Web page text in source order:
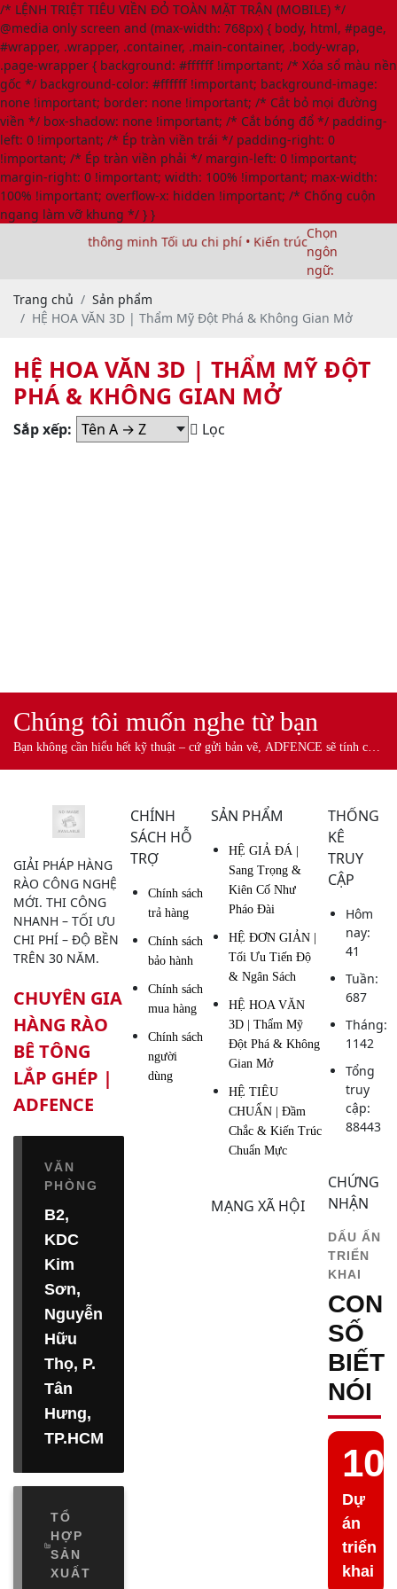
/* LỆNH TRIỆT TIÊU VIỀN ĐỎ TOÀN MẶT TRẬN (MOBILE) */
@media only screen and (max-width: 768px) { body, html, #page,
#wrapper, .wrapper, .container, .main-container, .body-wrap,
.page-wrapper { background: #ffffff !important; /* Xóa sổ màu nền
gốc */ background-color: #ffffff !important; background-image:
none !important; border: none !important; /* Cắt bỏ mọi đường
viền */ box-shadow: none !important; /* Cắt bóng đổ */ padding-
left: 0 !important; /* Ép tràn viền trái */ padding-right: 0
!important; /* Ép tràn viền phải */ margin-left: 0 !important;
margin-right: 0 !important; width: 100% !important; max-width:
100% !important; overflow-x: hidden !important; /* Chống cuộn
ngang làm vỡ khung */ } }
hàng rào thông minh Tối ưu chi phí • Kiến trúc đẳng cấp • Bền
Chọn
ngôn
ngữ:
Trang chủ
Sản phẩm
HỆ HOA VĂN 3D | Thẩm Mỹ Đột Phá & Không Gian Mở
HỆ HOA VĂN 3D | THẨM MỸ ĐỘT
PHÁ & KHÔNG GIAN MỞ
Sắp xếp: Lọc
VĂN 3D |
THẨM
MỸ ĐỘT
PHÁ &
GIAN MỞ
Chúng tôi muốn nghe từ bạn
Bạn không cần hiểu hết kỹ thuật – cứ gửi bản vẽ, ADFENCE sẽ tính cho
GIẢI PHÁP HÀNG
RÀO CÔNG NGHỆ
MỚI. THI CÔNG
NHANH – TỐI ƯU
CHI PHÍ – ĐỘ BỀN
TRÊN 30 NĂM.
CHUYÊN GIA
HÀNG RÀO
BÊ TÔNG
LẮP GHÉP |
ADFENCE
VĂN
PHÒNG
B2,
KDC
Kim
Sơn,
Nguyễn
Hữu
Thọ, P.
Tân
Hưng,
TP.HCM
TỔ
HỢP
SẢN
XUẤT
CHÍNH
SÁCH HỖ
TRỢ
Chính sách
trả hàng
Chính sách
bảo hành
Chính sách
mua hàng
Chính sách
người
dùng
SẢN PHẨM
HỆ GIẢ ĐÁ |
Sang Trọng &
Kiên Cố Như
Pháo Đài
HỆ ĐƠN GIẢN |
Tối Ưu Tiến Độ
& Ngân Sách
HỆ HOA VĂN
3D | Thẩm Mỹ
Đột Phá & Không
Gian Mở
HỆ TIÊU
CHUẨN | Đầm
Chắc & Kiến Trúc
Chuẩn Mực
MẠNG XÃ HỘI
THỐNG
KÊ
TRUY
CẬP
Hôm
nay:
41
Tuần:
687
Tháng:
1142
Tổng
truy
cập:
88443
CHỨNG
NHẬN
DẤU ẤN
TRIỂN
KHAI
CON
SỐ
BIẾT
NÓI
Dự
án
triển
khai